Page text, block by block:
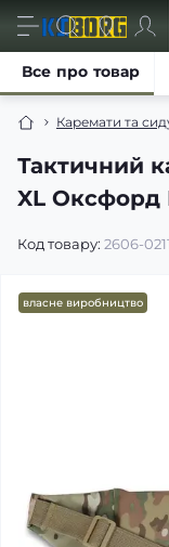
Каремати та
Тактичний
XL Оксфорд
Код товару: 2606-
Все про товар
власне виробництво